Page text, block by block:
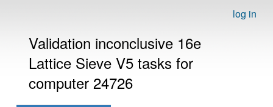
log in
Validation inconclusive 16e
Lattice Sieve V5 tasks for
computer 24726